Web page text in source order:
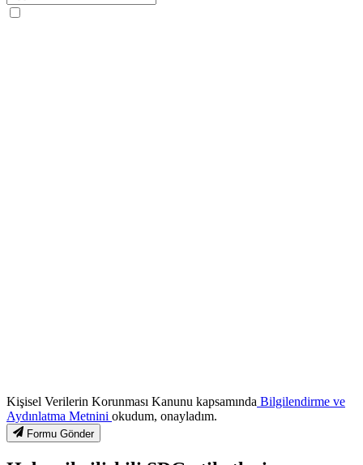
Kişisel Verilerin Korunması Kanunu kapsamında Bilgilendirme ve
Aydınlatma Metnini okudum, onayladım.
Formu Gönder